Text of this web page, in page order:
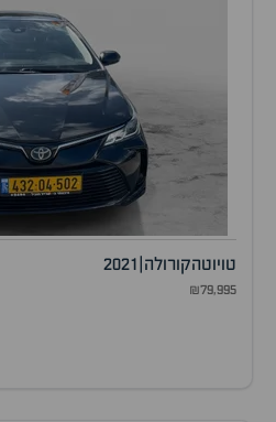
טויוטהקורולה 2021
₪79,995